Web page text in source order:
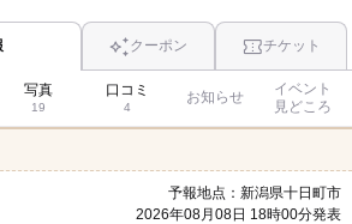
クーポン チケット
写真
19
口コミ
4
お知らせ
イベント
見どころ
予報地点：新潟県十日町市
2026年08月08日 18時00分発表